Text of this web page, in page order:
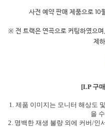
사전 예약 판매 제품으로
※ 전 트랙은 연곡으로 커팅하였으
제
[LP 구
1. 제품 이미지는 모니터 해상도
을
2. 명백한 재생 불량 외에 커버/인